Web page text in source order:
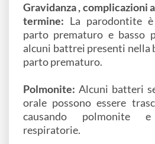
Gravidanza , complicazioni
termine: La parodontite
parto prematuro e basso
alcuni battrei presenti nella
parto prematuro.
Polmonite: Alcuni batteri
orale possono essere
causando polmonite
respiratorie.